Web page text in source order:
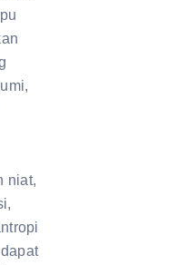
niat,